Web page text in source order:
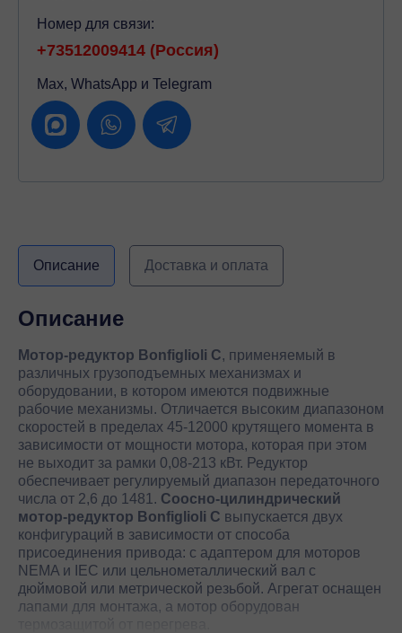
Номер для связи:
+73512009414 (Россия)
Max, WhatsApp и Telegram
Описание Доставка и оплата
Описание
Мотор-редуктор Bonfiglioli C, применяемый в
различных грузоподъемных механизмах и
оборудовании, в котором имеются подвижные
рабочие механизмы. Отличается высоким диапазоном
скоростей в пределах 45-12000 крутящего момента в
зависимости от мощности мотора, которая при этом
не выходит за рамки 0,08-213 кВт. Редуктор
обеспечивает регулируемый диапазон передаточного
числа от 2,6 до 1481. Соосно-цилиндрический
мотор-редуктор Bonfiglioli C выпускается двух
конфигураций в зависимости от способа
присоединения привода: с адаптером для моторов
NEMA и IEC или цельнометаллический вал с
дюймовой или метрической резьбой. Агрегат оснащен
лапами для монтажа, а мотор оборудован